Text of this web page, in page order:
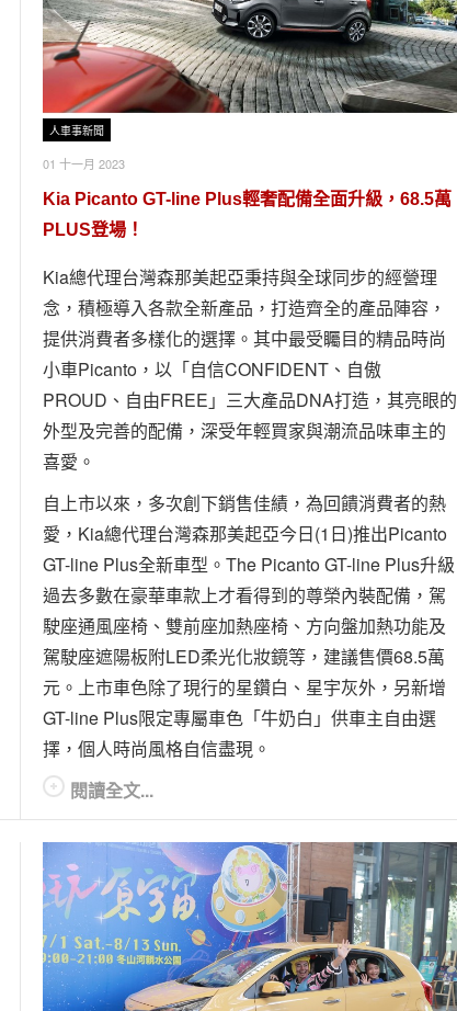
人車事新聞
01 十一月 2023
Kia Picanto GT-line Plus輕奢配備全面升級，68.5萬
PLUS登場！
Kia總代理台灣森那美起亞秉持與全球同步的經營理
念，積極導入各款全新產品，打造齊全的產品陣容，
提供消費者多樣化的選擇。其中最受矚目的精品時尚
小車Picanto，以「自信CONFIDENT、自傲
PROUD、自由FREE」三大產品DNA打造，其亮眼的
外型及完善的配備，深受年輕買家與潮流品味車主的
喜愛。
自上市以來，多次創下銷售佳績，為回饋消費者的熱
愛，Kia總代理台灣森那美起亞今日(1日)推出Picanto
GT-line Plus全新車型。The Picanto GT-line Plus升級
過去多數在豪華車款上才看得到的尊榮內裝配備，駕
駛座通風座椅、雙前座加熱座椅、方向盤加熱功能及
駕駛座遮陽板附LED柔光化妝鏡等，建議售價68.5萬
元。上市車色除了現行的星鑽白、星宇灰外，另新增
GT-line Plus限定專屬車色「牛奶白」供車主自由選
擇，個人時尚風格自信盡現。
閱讀全文...